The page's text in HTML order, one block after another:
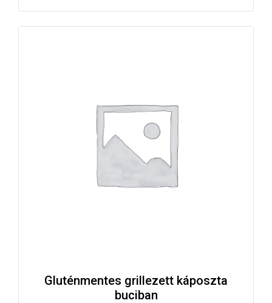
Gluténmentes grillezett káposzta
buciban